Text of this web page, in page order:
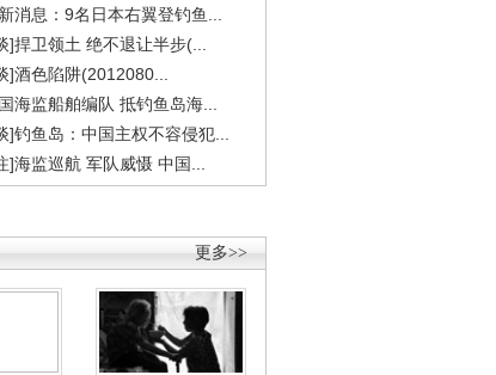
消息：9名日本右翼登钓鱼...
]捍卫领土 绝不退让半步(...
]酒色陷阱(2012080...
海监船舶编队 抵钓鱼岛海...
]钓鱼岛：中国主权不容侵犯...
]海监巡航 军队威慑 中国...
更多>>